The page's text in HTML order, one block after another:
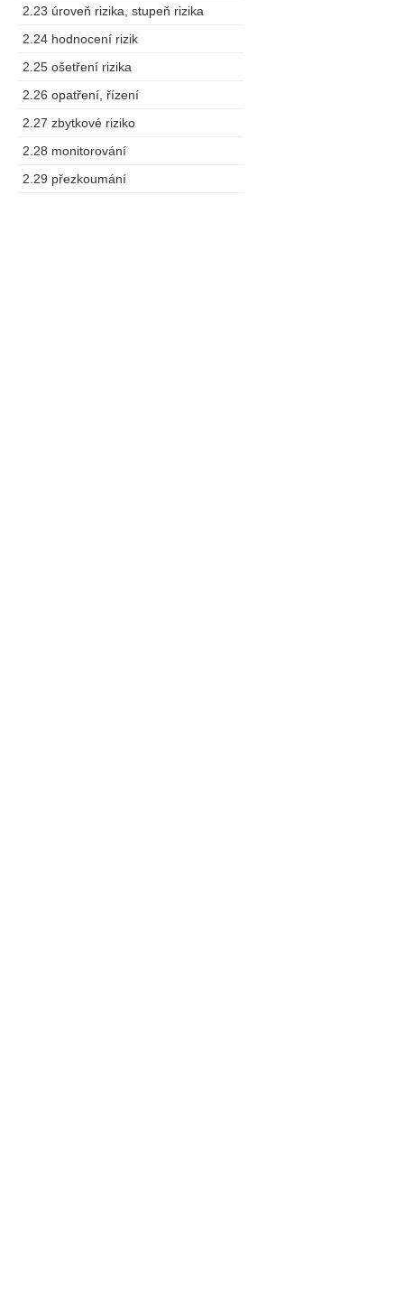
2.23 úroveň rizika, stupeň rizika
2.24 hodnocení rizik
2.25 ošetření rizika
2.26 opatření, řízení
2.27 zbytkové riziko
2.28 monitorování
2.29 přezkoumání